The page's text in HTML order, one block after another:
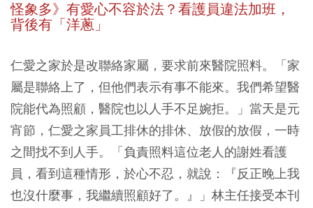
怪象多》有愛心不容於法？看護員違法加班，
背後有「洋蔥」
仁愛之家於是改聯絡家屬，要求前來醫院照料。「家
屬是聯絡上了，但他們表示有事不能來。我們希望醫
院能代為照顧，醫院也以人手不足婉拒。」當天是元
宵節，仁愛之家員工排休的排休、放假的放假，一時
之間找不到人手。「負責照料這位老人的謝姓看護
員，看到這種情形，於心不忍，就說：『反正晚上我
也沒什麼事，我繼續照顧好了。』」林主任接受本刊